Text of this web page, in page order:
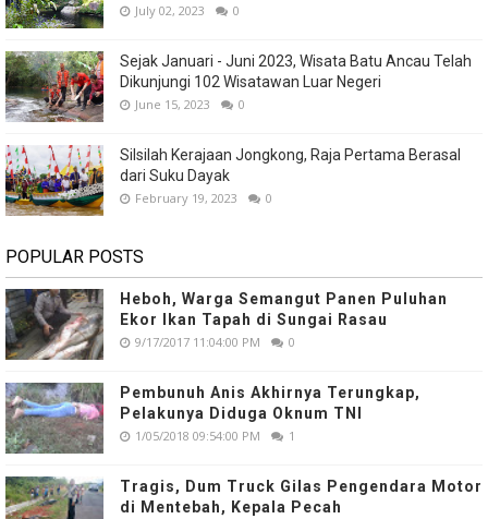
July 02, 2023 0
Sejak Januari - Juni 2023, Wisata Batu Ancau Telah
Dikunjungi 102 Wisatawan Luar Negeri
June 15, 2023 0
Silsilah Kerajaan Jongkong, Raja Pertama Berasal
dari Suku Dayak
February 19, 2023 0
POPULAR POSTS
Heboh, Warga Semangut Panen Puluhan
Ekor Ikan Tapah di Sungai Rasau
9/17/2017 11:04:00 PM 0
Pembunuh Anis Akhirnya Terungkap,
Pelakunya Diduga Oknum TNI
1/05/2018 09:54:00 PM 1
Tragis, Dum Truck Gilas Pengendara Motor
di Mentebah, Kepala Pecah